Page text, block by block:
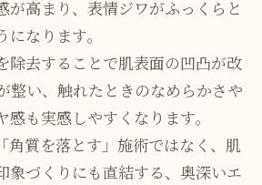
が高まり、表情ジワがふっくらと
なります。
除去することで肌表面の凹凸が改
整い、触れたときのなめらかさや
も実感しやすくなります。
角質を落とす」施術ではなく、肌
象づくりにも直結する、奥深いエ